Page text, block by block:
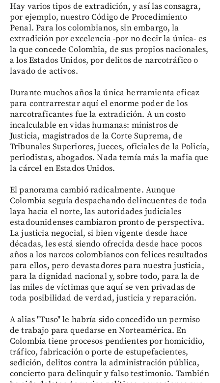
Hay varios tipos de extradición, y así las consagra,
por ejemplo, nuestro Código de Procedimiento
Penal. Para los colombianos, sin embargo, la
extradición por excelencia -por no decir la única- es
la que concede Colombia, de sus propios nacionales,
a los Estados Unidos, por delitos de narcotráfico o
lavado de activos.
Durante muchos años la única herramienta eficaz
para contrarrestar aquí el enorme poder de los
narcotraficantes fue la extradición. A un costo
incalculable en vidas humanas: ministros de
Justicia, magistrados de la Corte Suprema, de
Tribunales Superiores, jueces, oficiales de la Policía,
periodistas, abogados. Nada temía más la mafia que
la cárcel en Estados Unidos.
El panorama cambió radicalmente. Aunque
Colombia seguía despachando delincuentes de toda
laya hacia el norte, las autoridades judiciales
estadounidenses cambiaron pronto de perspectiva.
La justicia negocial, si bien vigente desde hace
décadas, les está siendo ofrecida desde hace pocos
años a los narcos colombianos con felices resultados
para ellos, pero devastadores para nuestra justicia,
para la dignidad nacional y, sobre todo, para la de
las miles de víctimas que aquí se ven privadas de
toda posibilidad de verdad, justicia y reparación.
A alias "Tuso" le habría sido concedido un permiso
de trabajo para quedarse en Norteamérica. En
Colombia tiene procesos pendientes por homicidio,
tráfico, fabricación o porte de estupefacientes,
sedición, delitos contra la administración pública,
concierto para delinquir y falso testimonio. También